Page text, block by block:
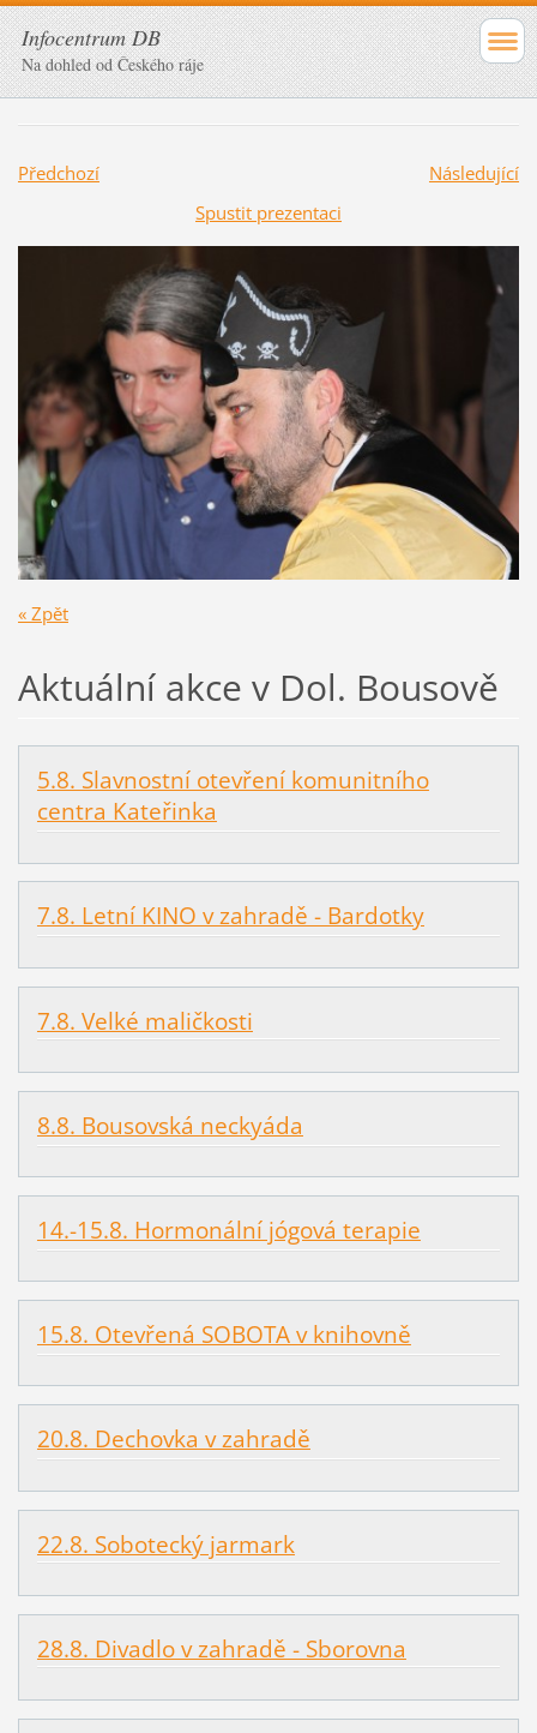
Infocentrum DB
Na dohled od Českého ráje
Předchozí
Následující
Spustit prezentaci
« Zpět
Aktuální akce v Dol. Bousově
5.8. Slavnostní otevření komunitního
centra Kateřinka
7.8. Letní KINO v zahradě - Bardotky
7.8. Velké maličkosti
8.8. Bousovská neckyáda
14.-15.8. Hormonální jógová terapie
15.8. Otevřená SOBOTA v knihovně
20.8. Dechovka v zahradě
22.8. Sobotecký jarmark
28.8. Divadlo v zahradě - Sborovna